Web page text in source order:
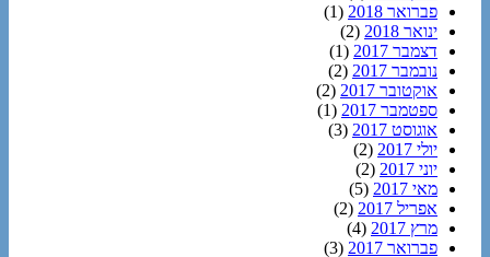
פברואר 2018
(1)
ינואר 2018
(2)
דצמבר 2017
(1)
נובמבר 2017
(2)
אוקטובר 2017
(2)
ספטמבר 2017
(1)
אוגוסט 2017
(3)
יולי 2017
(2)
יוני 2017
(2)
מאי 2017
(5)
אפריל 2017
(2)
מרץ 2017
(4)
פברואר 2017
(3)